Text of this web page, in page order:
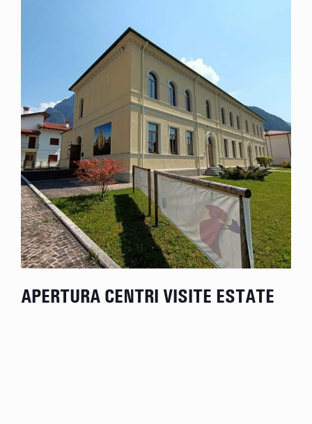
APERTURA CENTRI VISITE ESTATE